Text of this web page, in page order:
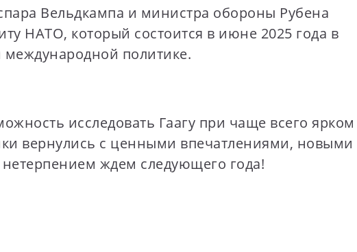
Вельдкампа и министра обороны Рубена
НАТО, который состоится в июне 2025 года в
международной политике.
исследовать Гаагу при чаще всего ярком
вернулись с ценными впечатлениями, новыми
ждем следующего года!